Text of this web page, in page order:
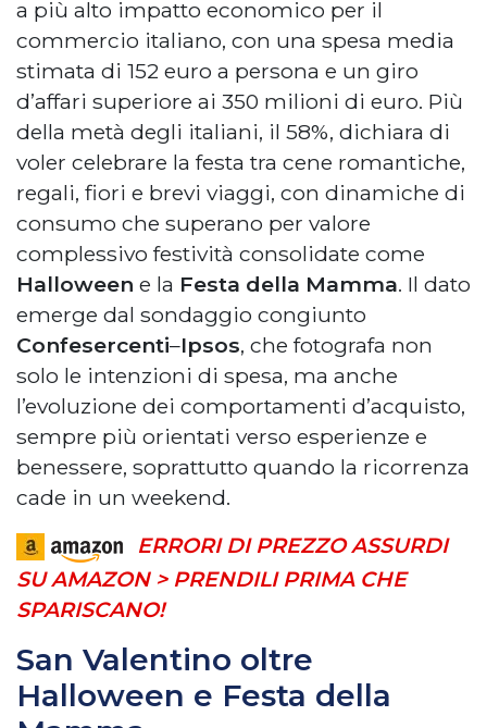
a più alto impatto economico per il
commercio italiano, con una spesa media
stimata di 152 euro a persona e un giro
d’affari superiore ai 350 milioni di euro. Più
della metà degli italiani, il 58%, dichiara di
voler celebrare la festa tra cene romantiche,
regali, fiori e brevi viaggi, con dinamiche di
consumo che superano per valore
complessivo festività consolidate come
Halloween e la Festa della Mamma. Il dato
emerge dal sondaggio congiunto
Confesercenti–Ipsos, che fotografa non
solo le intenzioni di spesa, ma anche
l’evoluzione dei comportamenti d’acquisto,
sempre più orientati verso esperienze e
benessere, soprattutto quando la ricorrenza
cade in un weekend.
ERRORI DI PREZZO ASSURDI
SU AMAZON > PRENDILI PRIMA CHE
SPARISCANO!
San Valentino oltre
Halloween e Festa della